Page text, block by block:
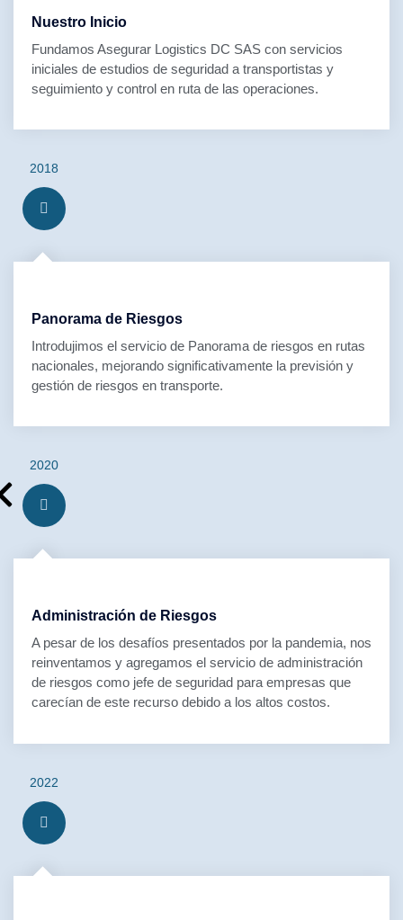
Nuestro Inicio
Fundamos Asegurar Logistics DC SAS con servicios
iniciales de estudios de seguridad a transportistas y
seguimiento y control en ruta de las operaciones.
2018
Panorama de Riesgos
Introdujimos el servicio de Panorama de riesgos en rutas
nacionales, mejorando significativamente la previsión y
gestión de riesgos en transporte.
2020
Administración de Riesgos
A pesar de los desafíos presentados por la pandemia, nos
reinventamos y agregamos el servicio de administración
de riesgos como jefe de seguridad para empresas que
carecían de este recurso debido a los altos costos.
2022